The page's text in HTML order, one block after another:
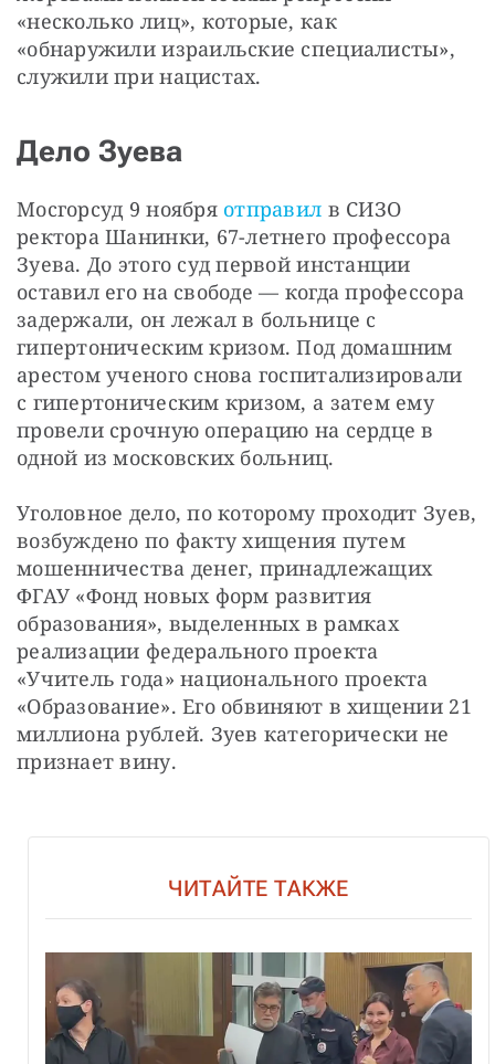
«несколько лиц», которые, как
«обнаружили израильские специалисты»,
служили при нацистах.
Дело Зуева
Мосгорсуд 9 ноября отправил в СИЗО
ректора Шанинки, 67-летнего профессора
Зуева. До этого суд первой инстанции
оставил его на свободе — когда профессора
задержали, он лежал в больнице с
гипертоническим кризом. Под домашним
арестом ученого снова госпитализировали
с гипертоническим кризом, а затем ему
провели срочную операцию на сердце в
одной из московских больниц.
Уголовное дело, по которому проходит Зуев,
возбуждено по факту хищения путем
мошенничества денег, принадлежащих
ФГАУ «Фонд новых форм развития
образования», выделенных в рамках
реализации федерального проекта
«Учитель года» национального проекта
«Образование». Его обвиняют в хищении 21
миллиона рублей. Зуев категорически не
признает вину.
ЧИТАЙТЕ ТАКЖЕ